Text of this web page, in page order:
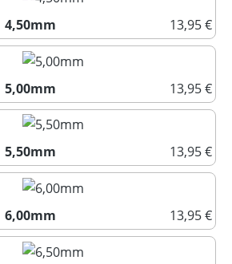
4,50mm
13,95 €
4,50mm
5,00mm
13,95 €
5,00mm
5,50mm
13,95 €
5,50mm
6,00mm
13,95 €
6,00mm